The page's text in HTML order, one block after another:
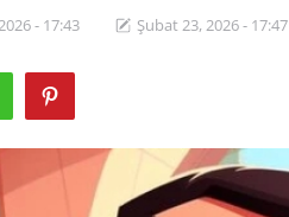
- 17:43 Şubat 23, 2026 - 17:47